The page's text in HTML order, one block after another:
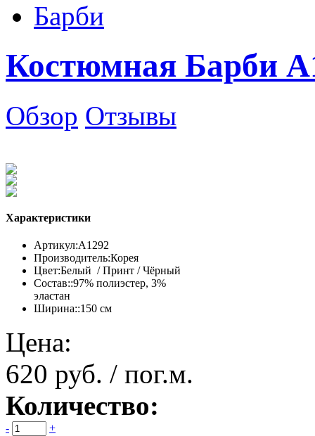
Барби
Костюмная Барби
Обзор Отзывы
Характеристики
Артикул:А1292
Производитель:Корея
Цвет:Белый / Принт / Чёрный
Состав::97% полиэстер, 3%
эластан
Ширина::150 см
Цена:
620 руб. / пог.м.
Количество:
- +